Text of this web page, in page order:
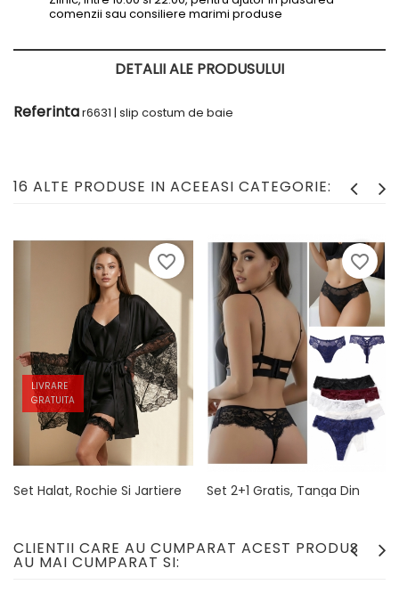
comenzii sau consiliere marimi produse
DETALII ALE PRODUSULUI
Referintar6631 | slip costum de baie
16 ALTE PRODUSE IN ACEEASI CATEGORIE:
Set Halat, Rochie Si Jartiere
LIVRARE
GRATUITA
favorite_border
Set 2+1 Gratis, Tanga Din
favorite_border
CLIENTII CARE AU CUMPARAT ACEST PRODUS
AU MAI CUMPARAT SI: